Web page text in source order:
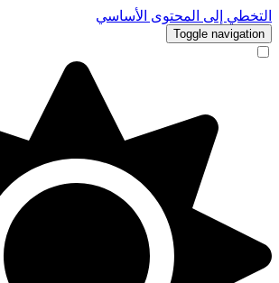
التخطي إلى المحتوى الأساسي
Toggle navigation